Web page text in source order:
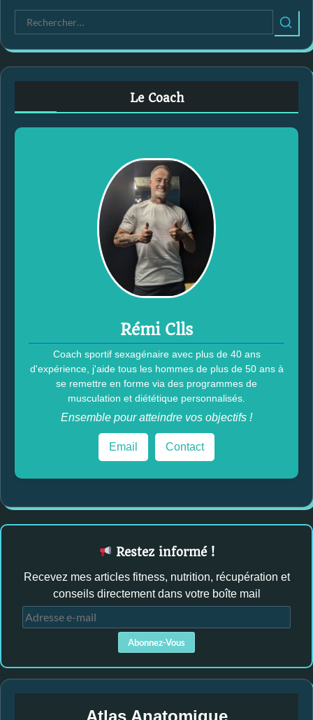
e
c
h
e
h
Le Coach
Rémi Clls
Coach sportif sexagénaire avec plus de 40 ans
d'expérience, j'aide tous les hommes de plus de 50 ans à
se remettre en forme via des programmes de
musculation et diététique personnalisés.
Ensemble pour atteindre vos objectifs !
Email Contact
Restez informé !
Recevez mes articles fitness, nutrition, récupération et
conseils directement dans votre boîte mail
A
d
s
s
Abonnez-Vous
Atlas Anatomique